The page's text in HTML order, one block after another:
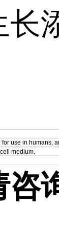
use in humans,
medium.
咨